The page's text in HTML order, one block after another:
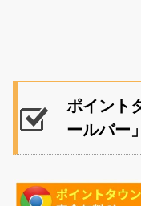
ポイント
ールバー